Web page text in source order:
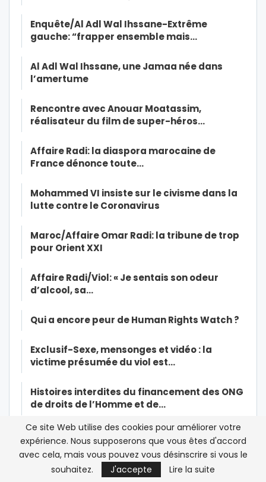
Enquête/Al Adl Wal Ihssane-Extrême
gauche: “frapper ensemble mais…
Al Adl Wal Ihssane, une Jamaa née dans
l’amertume
Rencontre avec Anouar Moatassim,
réalisateur du film de super-héros…
Affaire Radi: la diaspora marocaine de
France dénonce toute…
Mohammed VI insiste sur le civisme dans la
lutte contre le Coronavirus
Maroc/Affaire Omar Radi: la tribune de trop
pour Orient XXI
Affaire Radi/Viol: « Je sentais son odeur
d’alcool, sa…
Qui a encore peur de Human Rights Watch ?
Exclusif-Sexe, mensonges et vidéo : la
victime présumée du viol est…
Histoires interdites du financement des ONG
de droits de l’Homme et de…
Christian Harbulot: « L’objectif d’Amnesty
International est de…
Le journaliste Omar Radi utilisé par Amnesty
Ce site Web utilise des cookies pour améliorer votre
expérience. Nous supposerons que vous êtes d'accord
avec cela, mais vous pouvez vous désinscrire si vous le
souhaitez.
J'accepte Lire la suite